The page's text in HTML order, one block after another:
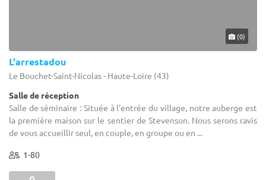
(0)
L'arrestadou
Le Bouchet-Saint-Nicolas - Haute-Loire (43)
Salle de réception
Salle de séminaire : Située à l'entrée du village, notre auberge est
la première maison sur le sentier de Stevenson. Nous serons ravis
de vous accueillir seul, en couple, en groupe ou en ...
1-80